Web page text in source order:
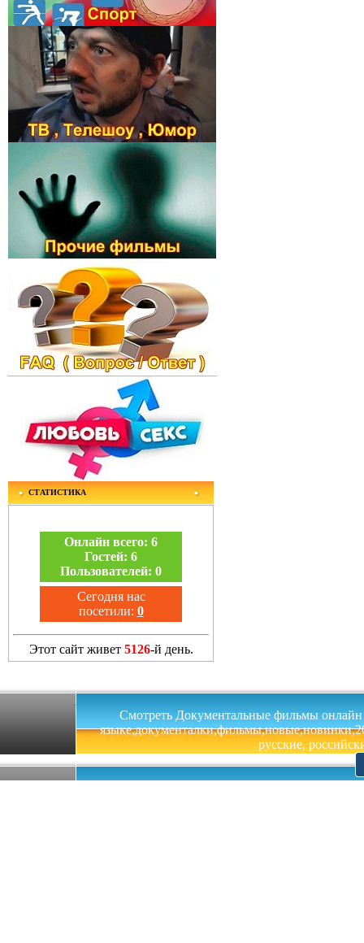
СТАТИСТИКА
Онлайн всего: 6
Гостей: 6
Пользователей: 0
Сегодня нас
посетили: 0
Этот сайт живет 5126-й день.
Смотреть Документальные фильмы онлайн
русские,